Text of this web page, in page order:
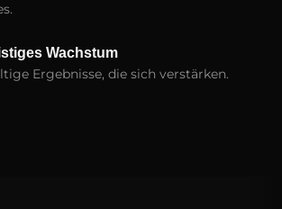
Wachstum
Ergebnisse, die sich verstärken.